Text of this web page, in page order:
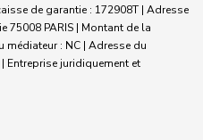
de garantie : 172908T | Adresse
75008 PARIS | Montant de la
médiateur : NC | Adresse du
Entreprise juridiquement et